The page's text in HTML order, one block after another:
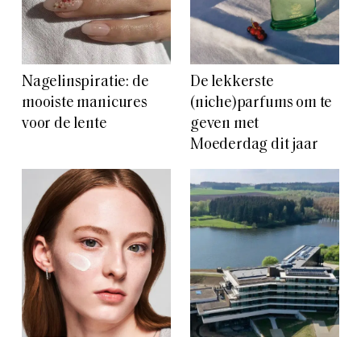
Nagelinspiratie: de
mooiste manicures
voor de lente
De lekkerste
(niche)parfums om te
geven met
Moederdag dit jaar